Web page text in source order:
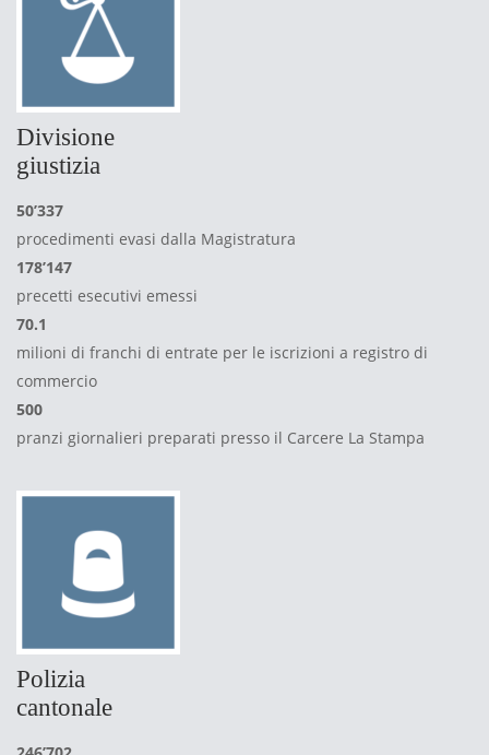
Divisione
giustizia
50’337
procedimenti evasi dalla Magistratura
178’147
precetti esecutivi emessi
70.1
milioni di franchi di entrate per le iscrizioni a registro di
commercio
500
pranzi giornalieri preparati presso il Carcere La Stampa
Polizia
cantonale